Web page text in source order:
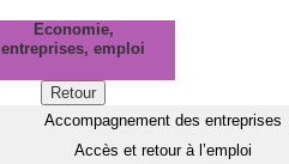
Economie,
entreprises, emploi
Retour
Accompagnement des entreprises
Accès et retour à l’emploi